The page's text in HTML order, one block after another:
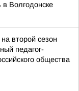
в Волгодонске
второй сезон
педагог-
общества